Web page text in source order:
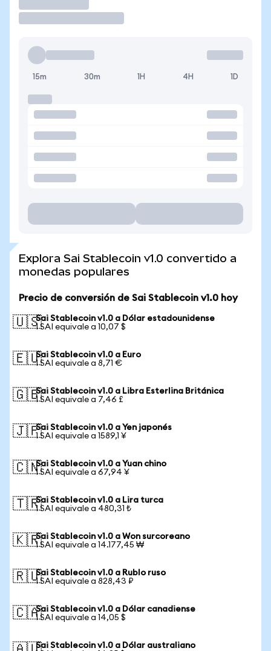
15m 30m 1H 4H 1D
Explora Sai Stablecoin v1.0 convertido a
monedas populares
Precio de conversión de Sai Stablecoin v1.0 hoy
🇺🇸Sai Stablecoin v1.0 a Dólar estadounidense
1 SAI equivale a 10,07 $
🇪🇺Sai Stablecoin v1.0 a Euro
1 SAI equivale a 8,71 €
🇬🇧Sai Stablecoin v1.0 a Libra Esterlina Británica
1 SAI equivale a 7,46 £
🇯🇵Sai Stablecoin v1.0 a Yen japonés
1 SAI equivale a 1589,1 ¥
🇨🇳Sai Stablecoin v1.0 a Yuan chino
1 SAI equivale a 67,94 ¥
🇹🇷Sai Stablecoin v1.0 a Lira turca
1 SAI equivale a 480,31 ₺
🇰🇷Sai Stablecoin v1.0 a Won surcoreano
1 SAI equivale a 14.177,45 ₩
🇷🇺Sai Stablecoin v1.0 a Rublo ruso
1 SAI equivale a 828,43 ₽
🇨🇦Sai Stablecoin v1.0 a Dólar canadiense
1 SAI equivale a 14,05 $
Sai Stablecoin v1.0 a Dólar australiano